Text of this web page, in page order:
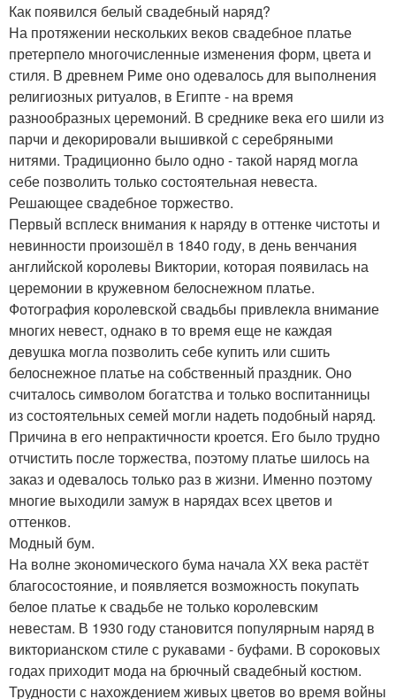
Как появился белый свадебный наряд?
На протяжении нескольких веков свадебное платье
претерпело многочисленные изменения форм, цвета и
стиля. В древнем Риме оно одевалось для выполнения
религиозных ритуалов, в Египте - на время
разнообразных церемоний. В среднике века его шили из
парчи и декорировали вышивкой с серебряными
нитями. Традиционно было одно - такой наряд могла
себе позволить только состоятельная невеста.
Решающее свадебное торжество.
Первый всплеск внимания к наряду в оттенке чистоты и
невинности произошёл в 1840 году, в день венчания
английской королевы Виктории, которая появилась на
церемонии в кружевном белоснежном платье.
Фотография королевской свадьбы привлекла внимание
многих невест, однако в то время еще не каждая
девушка могла позволить себе купить или сшить
белоснежное платье на собственный праздник. Оно
считалось символом богатства и только воспитанницы
из состоятельных семей могли надеть подобный наряд.
Причина в его непрактичности кроется. Его было трудно
отчистить после торжества, поэтому платье шилось на
заказ и одевалось только раз в жизни. Именно поэтому
многие выходили замуж в нарядах всех цветов и
оттенков.
Модный бум.
На волне экономического бума начала ХХ века растёт
благосостояние, и появляется возможность покупать
белое платье к свадьбе не только королевским
невестам. В 1930 году становится популярным наряд в
викторианском стиле с рукавами - буфами. В сороковых
годах приходит мода на брючный свадебный костюм.
Трудности с нахождением живых цветов во время войны